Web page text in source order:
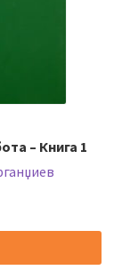
– Книга 1